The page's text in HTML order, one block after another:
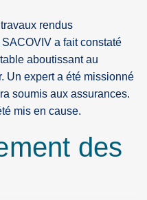
rendus
a fait constaté
aboutissant au
Un expert a été missionné
soumis aux assurances.
mis en cause.
des